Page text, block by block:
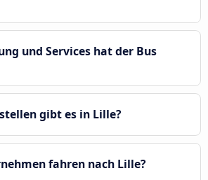
und Services hat der Bus
gibt es in Lille?
fahren nach Lille?